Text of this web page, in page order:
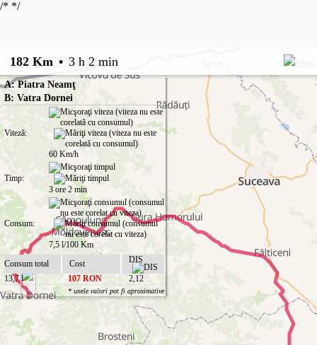
/* */
182 Km • 3 h 2 min
A: Piatra Neamţ
B: Vatra Dornei
Viteză:
60 Km/h
Timp:
3 ore 2 min
Consum:
7,5 l/100 Km
Consum total
Cost
DIS
13,7 l
107 RON 2,12
* unele valori pot fi aproximative